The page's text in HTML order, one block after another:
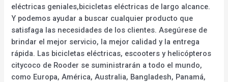
eléctricas geniales,bicicletas eléctricas de largo alcance.
Y podemos ayudar a buscar cualquier producto que
satisfaga las necesidades de los clientes. Asegúrese de
brindar el mejor servicio, la mejor calidad y la entrega
rápida. Las bicicletas eléctricas, escooters y helicópteros
citycoco de Rooder se suministrarán a todo el mundo,
como Europa, América, Australia, Bangladesh, Panamá,